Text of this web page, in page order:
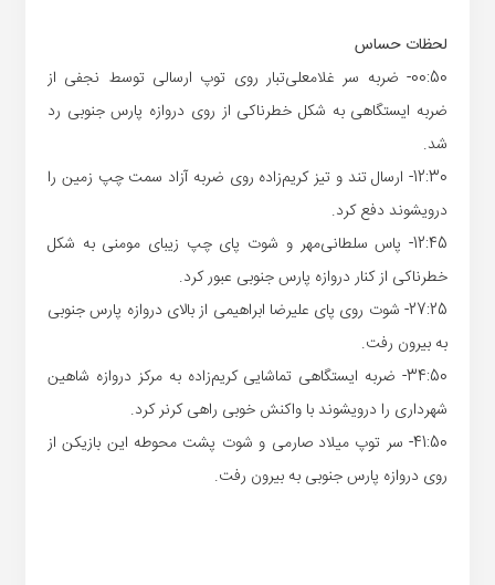
لحظات حساس
00:50- ضربه سر غلامعلی‌تبار روی توپ ارسالی توسط نجفی از
ضربه ایستگاهی به شکل خطرناکی از روی دروازه پارس جنوبی رد
شد.
12:30- ارسال تند و تیز کریم‌زاده روی ضربه آزاد سمت چپ زمین را
درویشوند دفع کرد.
12:45- پاس سلطانی‌مهر و شوت پای چپ زیبای مومنی به شکل
خطرناکی از کنار دروازه پارس جنوبی عبور کرد.
27:25- شوت روی پای علیرضا ابراهیمی از بالای دروازه پارس جنوبی
به بیرون رفت.
34:50- ضربه ایستگاهی تماشایی کریم‌زاده به مرکز دروازه شاهین
شهرداری را درویشوند با واکنش خوبی راهی کرنر کرد.
41:50- سر توپ میلاد صارمی و شوت پشت محوطه این بازیکن از
روی دروازه پارس جنوبی به بیرون رفت.